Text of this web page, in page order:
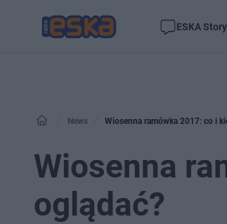
ESKA Story
News Wiosenna ramówka 2017: co i
Wiosenna
oglądać?